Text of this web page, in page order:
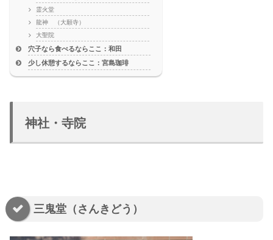
霊火堂
龍神 （大願寺）
大聖院
穴子なら食べるならここ：和田
少し休憩するならここ：宮島珈琲
神社・寺院
三鬼堂（さんきどう）